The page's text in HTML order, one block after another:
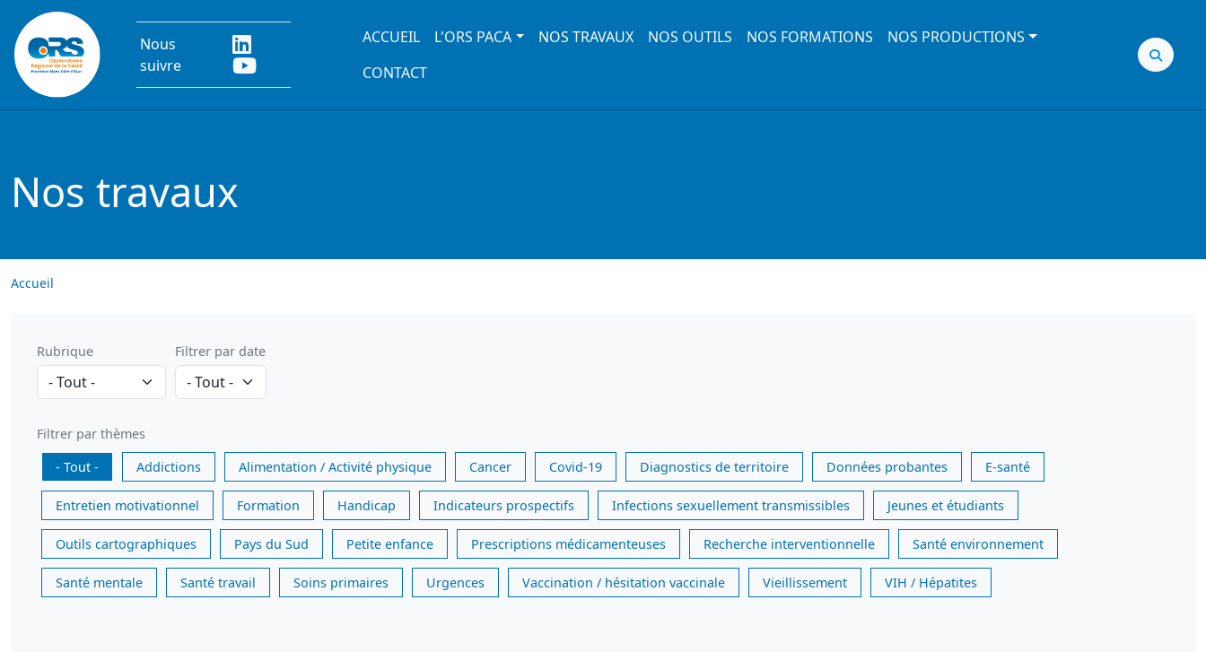
Aller au contenu principal
Nous
suivre
Main navigation
ACCUEIL L'ORS PACA NOS TRAVAUX NOS OUTILS NOS FORMATIONS
NOS PRODUCTIONS
CONTACT
Nos travaux
Accueil
Rubrique Filtrer par date
Filtrer par thèmes
- Tout -
Addictions Alimentation / Activité physique Cancer Covid-19 Diagnostics de territoire Données probantes E-santé
Entretien motivationnel Formation Handicap Indicateurs prospectifs Infections sexuellement transmissibles Jeunes et étudiants
Outils cartographiques Pays du Sud Petite enfance Prescriptions médicamenteuses Recherche interventionnelle Santé environnement
Santé mentale Santé travail Soins primaires Urgences Vaccination / hésitation vaccinale Vieillissement VIH / Hépatites